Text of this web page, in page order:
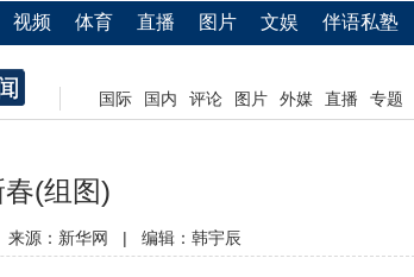
视频 体育 直播 图片 文娱 伴语私塾
国际 国内 评论 图片 外媒 直播 专题
春(组图)
来源： 新华网 | 编辑：韩宇辰